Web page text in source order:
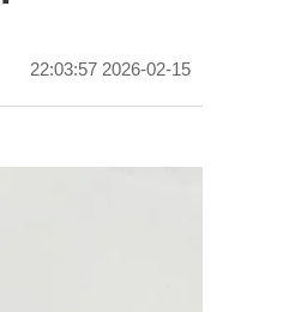
2026-02-15 22:03:57